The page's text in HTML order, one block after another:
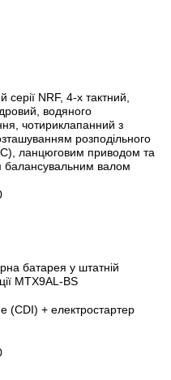
серії NRF, 4-х тактний,
водяного
чотириклапанний з
розподільного
ланцюговим приводом та
балансувальним валом
батарея у штатній
MTX9AL-BS
(CDI) + електростартер